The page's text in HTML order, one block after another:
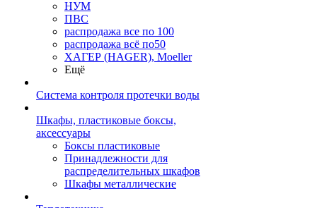
НУМ
ПВС
распродажа все по 100
распродажа всё по50
ХАГЕР (HAGER), Moeller
Ещё
Система контроля протечки воды
Шкафы, пластиковые боксы,
аксессуары
Боксы пластиковые
Принадлежности для
распределительных шкафов
Шкафы металлические